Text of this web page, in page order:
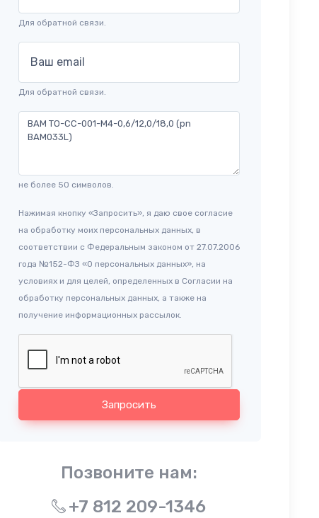
Для обратной связи.
Ваш email
Для обратной связи.
не более 50 символов.
Нажимая кнопку «Запросить», я даю свое согласие
на обработку моих персональных данных, в
соответствии с Федеральным законом от 27.07.2006
года №152-ФЗ «О персональных данных», на
условиях и для целей, определенных в Согласии на
обработку персональных данных, а также на
получение информационных рассылок.
Запросить
Позвоните нам:
+7 812 209-1346